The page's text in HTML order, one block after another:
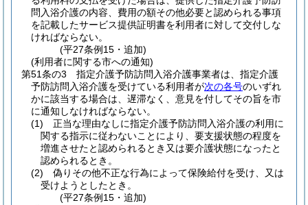
問入浴介護の内容、費用の額その他必要と認められる事項
を記載したサービス提供証明書を利用者に対して交付しな
ければならない。
(平27条例15・追加)
(利用者に関する市への通知)
第51条の3
指定介護予防訪問入浴介護事業者は、指定介護
予防訪問入浴介護を受けている利用者が次の各号のいずれ
かに該当する場合は、遅滞なく、意見を付してその旨を市
に通知しなければならない。
(1)
正当な理由なしに指定介護予防訪問入浴介護の利用に
関する指示に従わないことにより、要支援状態の程度を
増進させたと認められるとき又は要介護状態になったと
認められるとき。
(2)
偽りその他不正な行為によって保険給付を受け、又は
受けようとしたとき。
(平27条例15・追加)